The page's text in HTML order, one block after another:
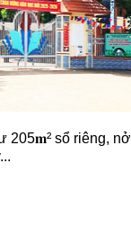
205𝐦² sổ riêng, nở